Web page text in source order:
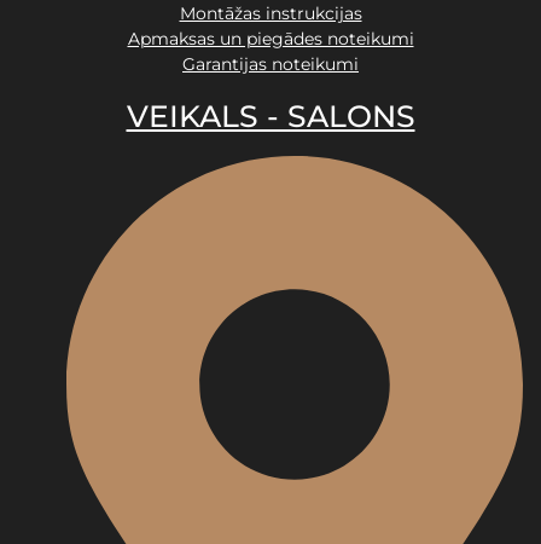
Montāžas instrukcijas
Apmaksas un piegādes noteikumi
Garantijas noteikumi
VEIKALS - SALONS